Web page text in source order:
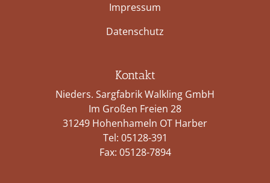
Impressum
Datenschutz
Kontakt
Nieders. Sargfabrik Walkling GmbH
Im Großen Freien 28
31249 Hohenhameln OT Harber
Tel: 05128-391
Fax: 05128-7894